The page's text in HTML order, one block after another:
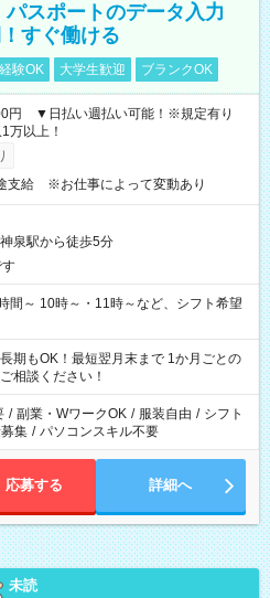
パスポートのデータ入力
すぐ働ける
験OK 大学生歓迎 ブランクOK
円 ▼日払い週払い可能！※規定有り
万以上！
支給 ※お仕事によって変動あり
神泉駅から徒歩5分
す
～ 10時～・11時～など、シフト希望
期もOK！最短翌月末まで 1か月ごとの
相談ください！
/ 副業・WワークOK / 服装自由 / シフト
集 / パソコンスキル不要
応募する 詳細へ
未読